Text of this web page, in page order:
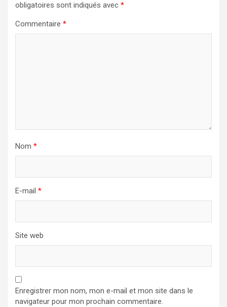
obligatoires sont indiqués avec *
Commentaire *
Nom *
E-mail *
Site web
Enregistrer mon nom, mon e-mail et mon site dans le
navigateur pour mon prochain commentaire.